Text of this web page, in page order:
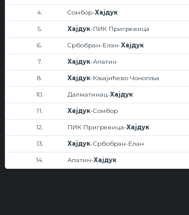
4. Сомбор-Хајдук
5. Хајдук-ПИК Пригревица
6. Србобран-Елан-Хајдук
7. Хајдук-Апатин
8. Хајдук-Кљајићево Чонопља
10. Далматинац-Хајдук
11. Хајдук-Сомбор
12. ПИК Пригревица-Хајдук
13. Хајдук-Србобран-Елан
14. Апатин-Хајдук